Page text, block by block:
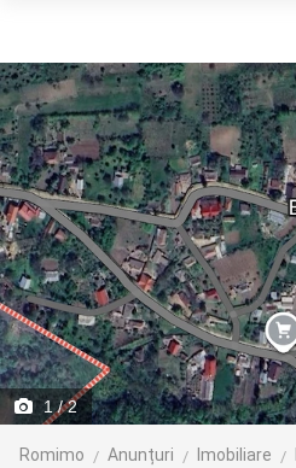
1 / 2
Romimo Anunțuri Imobiliare